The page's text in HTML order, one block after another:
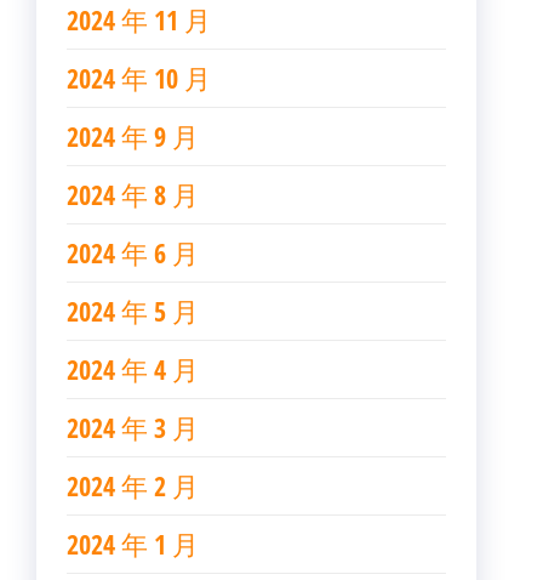
2024 年 11 月
2024 年 10 月
2024 年 9 月
2024 年 8 月
2024 年 6 月
2024 年 5 月
2024 年 4 月
2024 年 3 月
2024 年 2 月
2024 年 1 月